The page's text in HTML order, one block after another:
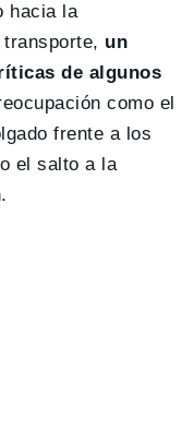
hacia la
un
de algunos
como el
frente a los
el salto a la